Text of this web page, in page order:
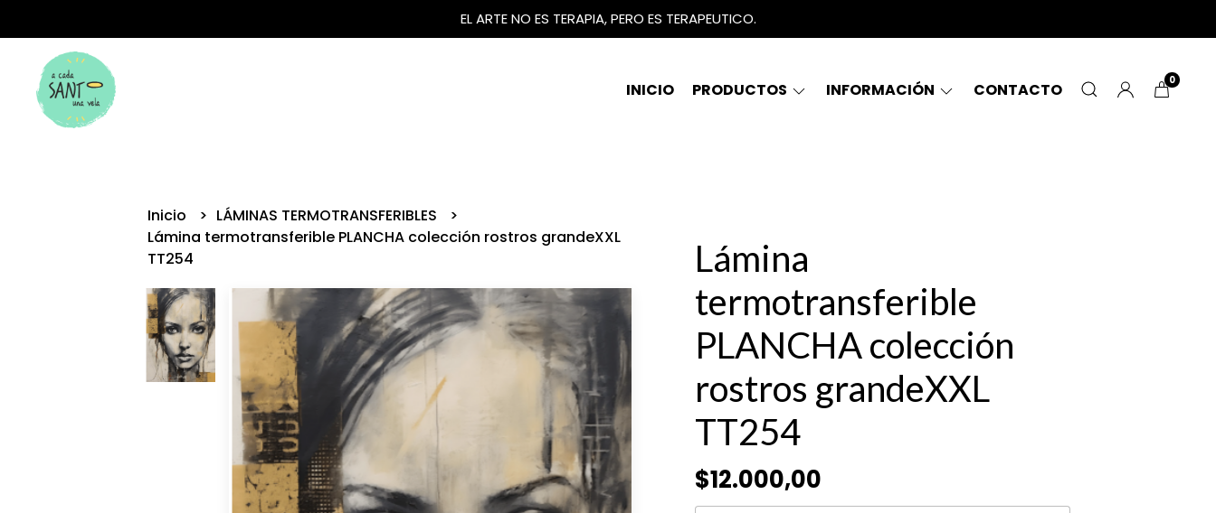
EL ARTE NO ES TERAPIA, PERO ES TERAPEUTICO.
INICIO PRODUCTOS INFORMACIÓN CONTACTO 0
Inicio
LÁMINAS TERMOTRANSFERIBLES
Lámina termotransferible PLANCHA colección rostros grandeXXL
TT254
Lámina
termotransferible
PLANCHA colección
rostros grandeXXL
TT254
$12.000,00